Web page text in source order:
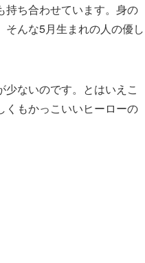
持ち合わせています。身の
んな5月生まれの人の優し
ないのです。とはいえこ
くもかっこいいヒーローの